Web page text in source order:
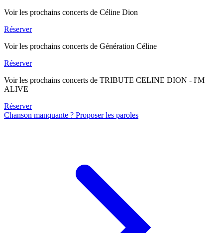
Voir les prochains concerts de Céline Dion
Réserver
Voir les prochains concerts de Génération Céline
Réserver
Voir les prochains concerts de TRIBUTE CELINE DION - I'M
ALIVE
Réserver
Chanson manquante ? Proposer les paroles